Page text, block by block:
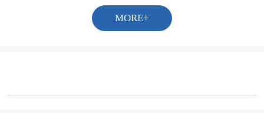
MORE+